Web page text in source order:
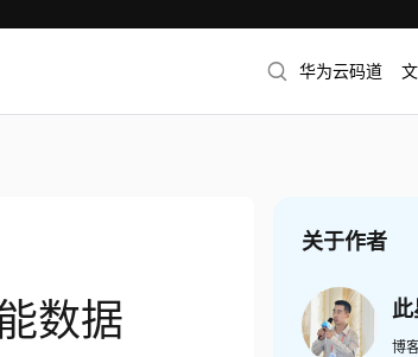
华为云码道
数据
关于作者
博客